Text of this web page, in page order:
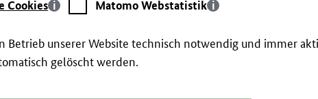
Cookies
Webstatistik
Matomo Webstatistik
Betrieb unserer Website technisch notwendig und immer
gelöscht werden.